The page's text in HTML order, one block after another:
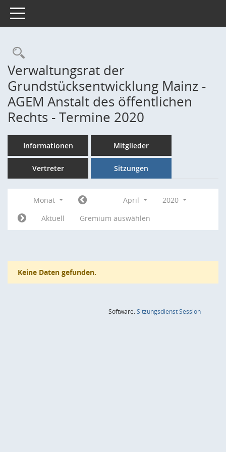
Toggle navigation
Rechercheauswahl
Verwaltungsrat der
Grundstücksentwicklung Mainz -
AGEM Anstalt des öffentlichen
Rechts - Termine 2020
Informationen Mitglieder
Vertreter Sitzungen
Monat April
2020
Aktuell
Gremium auswählen
Keine Daten gefunden.
Software:SitzungsdienstSession(Wird in